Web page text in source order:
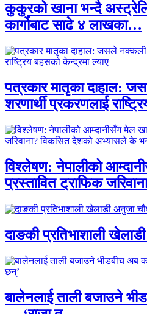
कुकुरको खाना भन्दै
कार्गोबाट साढे ४ लाखका…
पत्रकार मातृका दाहाल:
शरणार्थी प्रकरणलाई
विश्लेषण: नेपालीको
प्रस्तावित ट्राफिक
दाङकी प्रतिभाशाली
बालेनलाई ताली बजाउने